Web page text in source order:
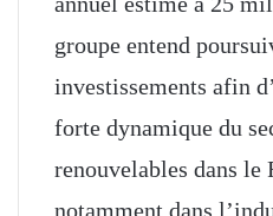
groupe entend
investissements afin
forte dynamique du
renouvelables dans le
notamment dans